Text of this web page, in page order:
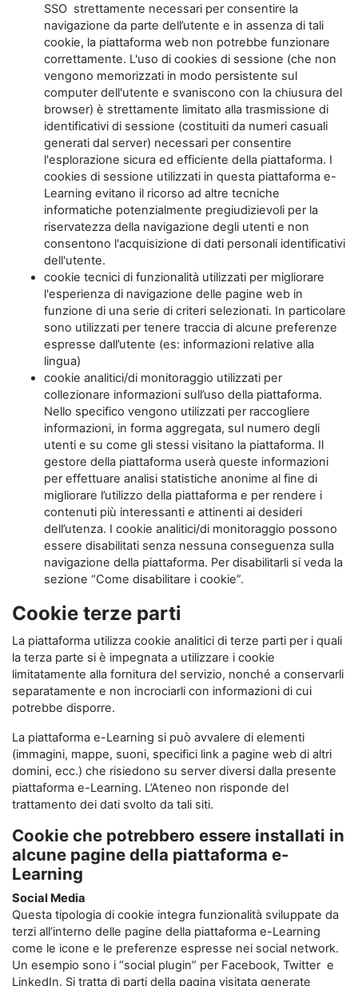
SSO strettamente necessari per consentire la
navigazione da parte dell’utente e in assenza di tali
cookie, la piattaforma web non potrebbe funzionare
correttamente. L'uso di cookies di sessione (che non
vengono memorizzati in modo persistente sul
computer dell'utente e svaniscono con la chiusura del
browser) è strettamente limitato alla trasmissione di
identificativi di sessione (costituiti da numeri casuali
generati dal server) necessari per consentire
l'esplorazione sicura ed efficiente della piattaforma. I
cookies di sessione utilizzati in questa piattaforma e-
Learning evitano il ricorso ad altre tecniche
informatiche potenzialmente pregiudizievoli per la
riservatezza della navigazione degli utenti e non
consentono l'acquisizione di dati personali identificativi
dell'utente.
cookie tecnici di funzionalità utilizzati per migliorare
l'esperienza di navigazione delle pagine web in
funzione di una serie di criteri selezionati. In particolare
sono utilizzati per tenere traccia di alcune preferenze
espresse dall’utente (es: informazioni relative alla
lingua)
cookie analitici/di monitoraggio utilizzati per
collezionare informazioni sull’uso della piattaforma.
Nello specifico vengono utilizzati per raccogliere
informazioni, in forma aggregata, sul numero degli
utenti e su come gli stessi visitano la piattaforma. Il
gestore della piattaforma userà queste informazioni
per effettuare analisi statistiche anonime al fine di
migliorare l’utilizzo della piattaforma e per rendere i
contenuti più interessanti e attinenti ai desideri
dell’utenza. I cookie analitici/di monitoraggio possono
essere disabilitati senza nessuna conseguenza sulla
navigazione della piattaforma. Per disabilitarli si veda la
sezione “Come disabilitare i cookie”.
Cookie terze parti
La piattaforma utilizza cookie analitici di terze parti per i quali
la terza parte si è impegnata a utilizzare i cookie
limitatamente alla fornitura del servizio, nonché a conservarli
separatamente e non incrociarli con informazioni di cui
potrebbe disporre.
La piattaforma e-Learning si può avvalere di elementi
(immagini, mappe, suoni, specifici link a pagine web di altri
domini, ecc.) che risiedono su server diversi dalla presente
piattaforma e-Learning. L’Ateneo non risponde del
trattamento dei dati svolto da tali siti.
Cookie che potrebbero essere installati in
alcune pagine della piattaforma e-
Learning
Social Media
Questa tipologia di cookie integra funzionalità sviluppate da
terzi all’interno delle pagine della piattaforma e-Learning
come le icone e le preferenze espresse nei social network.
Un esempio sono i “social plugin” per Facebook, Twitter e
LinkedIn. Si tratta di parti della pagina visitata generate